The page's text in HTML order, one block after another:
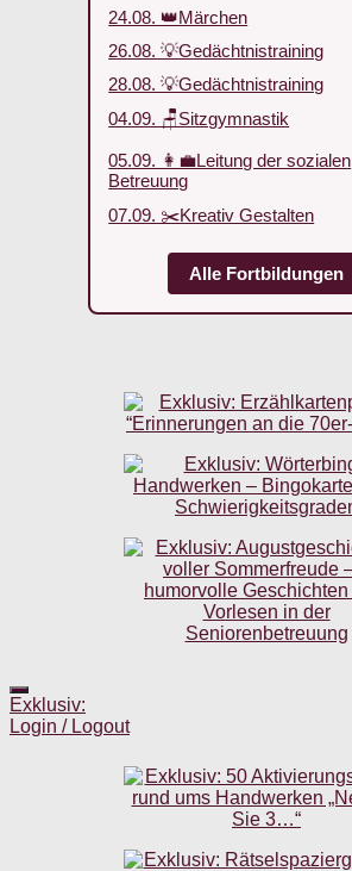
24.08. 👑Märchen
26.08. 💡Gedächtnistraining
28.08. 💡Gedächtnistraining
04.09. 🪑Sitzgymnastik
05.09. 👩‍💼Leitung der sozialen
Betreuung
07.09. ✂️Kreativ Gestalten
Alle Fortbildungen
Exklusiv:
Login / Logout